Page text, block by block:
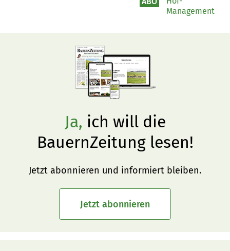
Management
Ja, ich will die
BauernZeitung lesen!
Jetzt abonnieren und informiert bleiben.
Jetzt abonnieren